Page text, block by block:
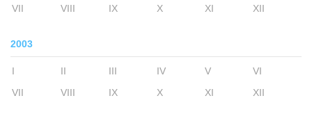
VII
VIII IX X XI XII
2003
I II III IV V
VI
VII
VIII IX X XI XII